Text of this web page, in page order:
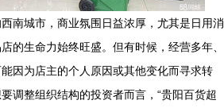
南城市，商业氛围日益浓厚，尤其是日用消
的生命力始终旺盛。但有时候，经营多年、
因为店主的个人原因或其他变化而寻求转
调整组织结构的投资者而言，“贵阳百货超